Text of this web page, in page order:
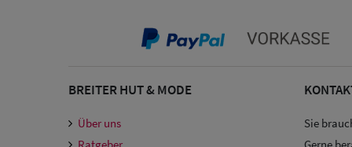
BREITER HUT & MODE
Über uns
Sie